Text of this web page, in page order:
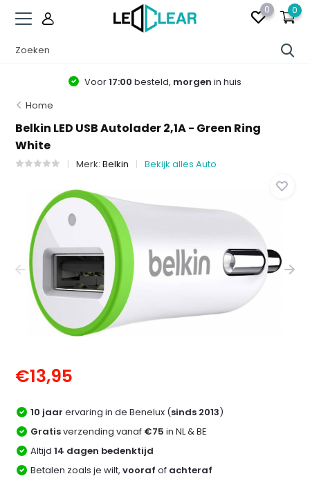
0 0
Voor17:00 besteld, morgen in huis
Home
Belkin LED USB Autolader 2,1A - Green Ring
White
Merk:Belkin Bekijk alles Auto
€13,95
10 jaar ervaring in de Benelux (sinds 2013)
Gratisverzending vanaf €75 in NL & BE
Altijd14 dagen bedenktijd
Betalen zoals je wilt,vooraf of achteraf